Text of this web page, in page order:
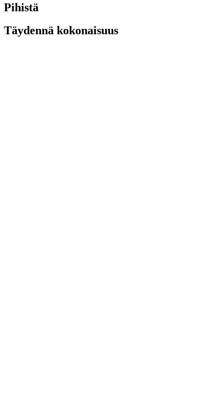
Pihistä
Täydennä kokonaisuus